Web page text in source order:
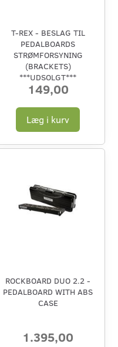
T-REX - BESLAG TIL
PEDALBOARDS
STRØMFORSYNING
(BRACKETS)
***UDSOLGT***
149,00
Læg i kurv
ROCKBOARD DUO 2.2 -
PEDALBOARD WITH ABS
CASE
1.395,00